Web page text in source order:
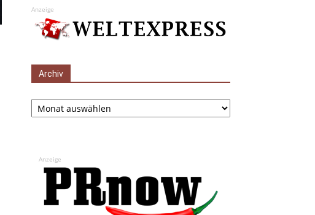
Anzeige
Archiv
Archiv
Anzeige